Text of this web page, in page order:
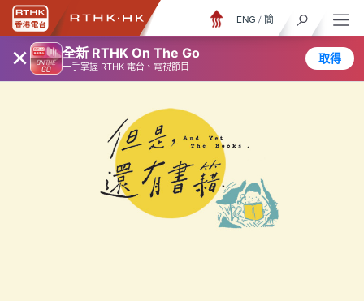
× 全新 RTHK On The Go
一手掌握 RTHK 電台、電視節目
取得
ENG / 簡